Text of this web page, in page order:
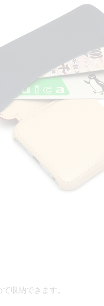
収納できます。